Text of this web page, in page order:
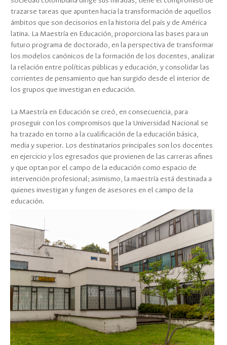
trazarse tareas que apunten hacia la transformación de aquellos
ámbitos que son decisorios en la historia del país y de América
latina. La Maestría en Educación, proporciona las bases para un
futuro programa de doctorado, en la perspectiva de transformar
los modelos canónicos de la formación de los docentes, analizar
la relación entre políticas públicas y educación, y consolidar las
corrientes de pensamiento que han surgido desde el interior de
los grupos que investigan en educación.
La Maestría en Educación se creó, en consecuencia, para
proseguir con los compromisos que la Universidad Nacional se
ha trazado en torno a la cualificación de la educación básica,
media y superior. Los destinatarios principales son los docentes
en ejercicio y los egresados que provienen de las carreras afines
y que optan por el campo de la educación como espacio de
intervención profesional; asimismo, la maestría está destinada a
quienes investigan y fungen de asesores en el campo de la
educación.